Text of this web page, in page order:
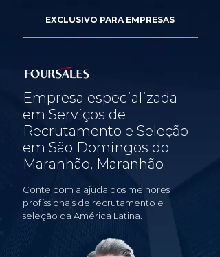
EXCLUSIVO PARA EMPRESAS
Empresa especializada
em Serviços de
Recrutamento e Seleção
em São Domingos do
Maranhão, Maranhão
Conte com a ajuda dos melhores
profissionais de recrutamento e
seleção da América Latina.